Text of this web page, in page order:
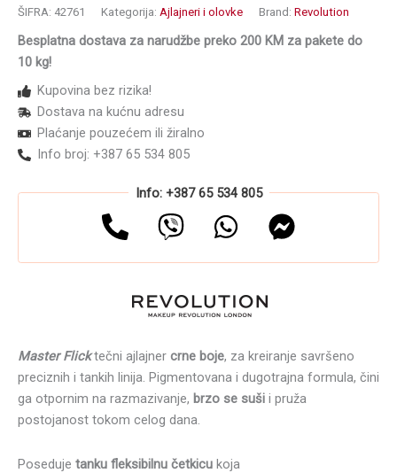
-
količina
ŠIFRA: 42761 Kategorija: Ajlajneri i olovke Brand: Revolution
Besplatna dostava za narudžbe preko 200 KM za pakete do
10 kg!
Kupovina bez rizika!
Dostava na kućnu adresu
Plaćanje pouzećem ili žiralno
Info broj: +387 65 534 805
Info: +387 65 534 805
Master Flicktečni ajlajner crne boje, za kreiranje savršeno
preciznih i tankih linija. Pigmentovana i dugotrajna formula, čini
ga otpornim na razmazivanje, brzo se suši i pruža
postojanost tokom celog dana.
Poseduje tanku fleksibilnu četkicu koja